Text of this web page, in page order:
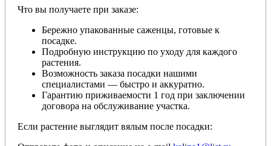
Что вы получаете при заказе:
Бережно упакованные саженцы, готовые к
посадке.
Подробную инструкцию по уходу для каждого
растения.
Возможность заказа посадки нашими
специалистами — быстро и аккуратно.
Гарантию приживаемости 1 год при заключении
договора на обслуживание участка.
Если растение выглядит вялым после посадки: